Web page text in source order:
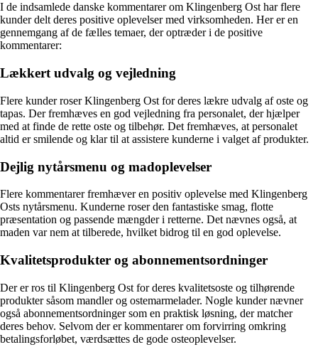
I de indsamlede danske kommentarer om Klingenberg Ost har flere
kunder delt deres positive oplevelser med virksomheden. Her er en
gennemgang af de fælles temaer, der optræder i de positive
kommentarer:
Lækkert udvalg og vejledning
Flere kunder roser Klingenberg Ost for deres lækre udvalg af oste og
tapas. Der fremhæves en god vejledning fra personalet, der hjælper
med at finde de rette oste og tilbehør. Det fremhæves, at personalet
altid er smilende og klar til at assistere kunderne i valget af produkter.
Dejlig nytårsmenu og madoplevelser
Flere kommentarer fremhæver en positiv oplevelse med Klingenberg
Osts nytårsmenu. Kunderne roser den fantastiske smag, flotte
præsentation og passende mængder i retterne. Det nævnes også, at
maden var nem at tilberede, hvilket bidrog til en god oplevelse.
Kvalitetsprodukter og abonnementsordninger
Der er ros til Klingenberg Ost for deres kvalitetsoste og tilhørende
produkter såsom mandler og ostemarmelader. Nogle kunder nævner
også abonnementsordninger som en praktisk løsning, der matcher
deres behov. Selvom der er kommentarer om forvirring omkring
betalingsforløbet, værdsættes de gode osteoplevelser.